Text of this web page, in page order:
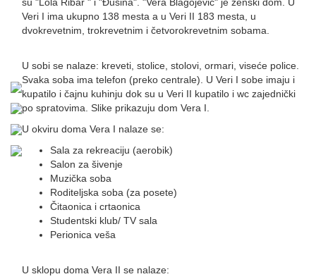
Veri I ima ukupno 138 mesta a u Veri II 183 mesta, u
dvokrevetnim, trokrevetnim i četvorokrevetnim sobama.
U sobi se nalaze: kreveti, stolice, stolovi, ormari, viseće police.
Svaka soba ima telefon (preko centrale). U Veri I sobe imaju i
kupatilo i čajnu kuhinju dok su u Veri II kupatilo i wc zajednički
po spratovima. Slike prikazuju dom Vera I.
U okviru doma Vera I nalaze se:
Sala za rekreaciju (aerobik)
Salon za šivenje
Muzička soba
Roditeljska soba (za posete)
Čitaonica i crtaonica
Studentski klub/ TV sala
Perionica veša
U sklopu doma Vera II se nalaze: